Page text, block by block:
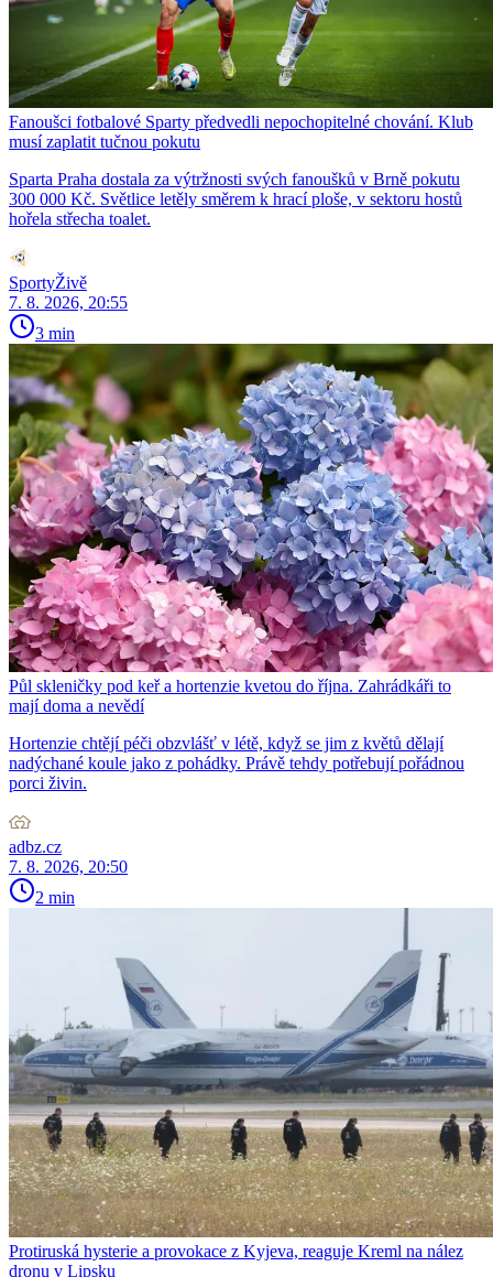
Fanoušci fotbalové Sparty předvedli nepochopitelné chování. Klub
musí zaplatit tučnou pokutu
Sparta Praha dostala za výtržnosti svých fanoušků v Brně pokutu
300 000 Kč. Světlice letěly směrem k hrací ploše, v sektoru hostů
hořela střecha toalet.
SportyŽivě
7. 8. 2026, 20:55
3 min
Půl skleničky pod keř a hortenzie kvetou do října. Zahrádkáři to
mají doma a nevědí
Hortenzie chtějí péči obzvlášť v létě, když se jim z květů dělají
nadýchané koule jako z pohádky. Právě tehdy potřebují pořádnou
porci živin.
adbz.cz
7. 8. 2026, 20:50
2 min
Protiruská hysterie a provokace z Kyjeva, reaguje Kreml na nález
dronu v Lipsku